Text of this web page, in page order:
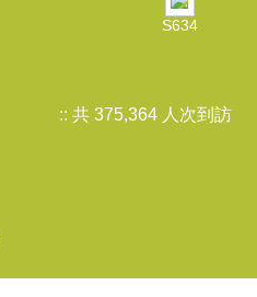
S634
:: 共 375,364 人次到訪